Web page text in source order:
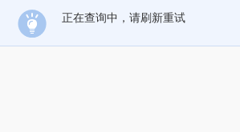
正在查询中，请刷新重试